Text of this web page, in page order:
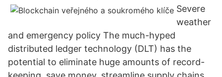
Severe
weather
and emergency policy The much-hyped
distributed ledger technology (DLT) has the
potential to eliminate huge amounts of record-